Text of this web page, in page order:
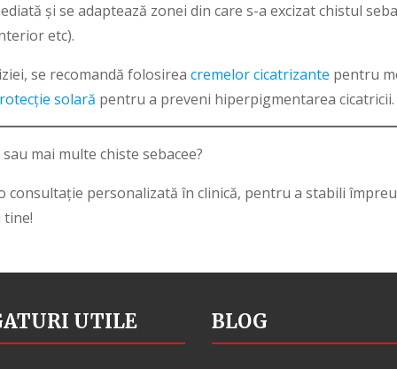
și se adaptează zonei din care s-a excizat chistul
etc).
se recomandă folosirea cremelor cicatrizante pentru
solară pentru a preveni hiperpigmentarea cicatricii.
mai multe chiste sebacee?
consultație personalizată în clinică, pentru a stabili
UTILE BLOG